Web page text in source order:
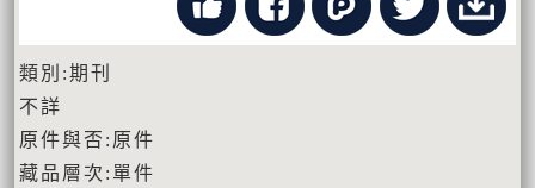
類別:期刊
不詳
原件與否:原件
藏品層次:單件